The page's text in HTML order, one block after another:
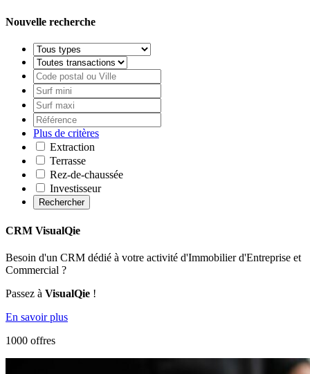
Nouvelle recherche
Plus de critères
Extraction
Terrasse
Rez-de-chaussée
Investisseur
Rechercher
CRM VisualQie
Besoin d'un CRM dédié à votre activité d'Immobilier d'Entreprise et
Commercial ?
Passez à VisualQie !
En savoir plus
1000 offres